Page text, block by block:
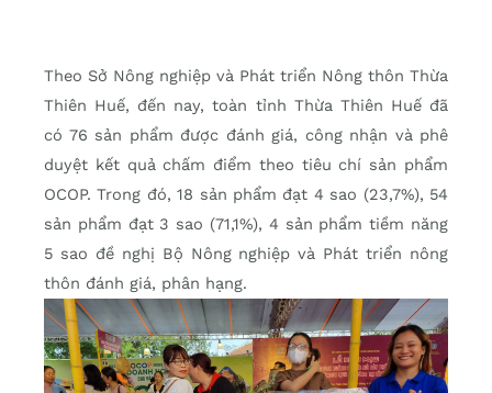
Theo Sở Nông nghiệp và Phát triển Nông thôn Thừa
Thiên Huế, đến nay, toàn tỉnh Thừa Thiên Huế đã
có 76 sản phẩm được đánh giá, công nhận và phê
duyệt kết quả chấm điểm theo tiêu chí sản phẩm
OCOP. Trong đó, 18 sản phẩm đạt 4 sao (23,7%), 54
sản phẩm đạt 3 sao (71,1%), 4 sản phẩm tiềm năng
5 sao đề nghị Bộ Nông nghiệp và Phát triển nông
thôn đánh giá, phân hạng.